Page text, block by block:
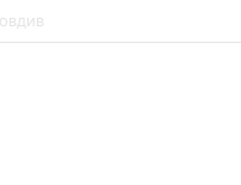
вага, приведени четири лица